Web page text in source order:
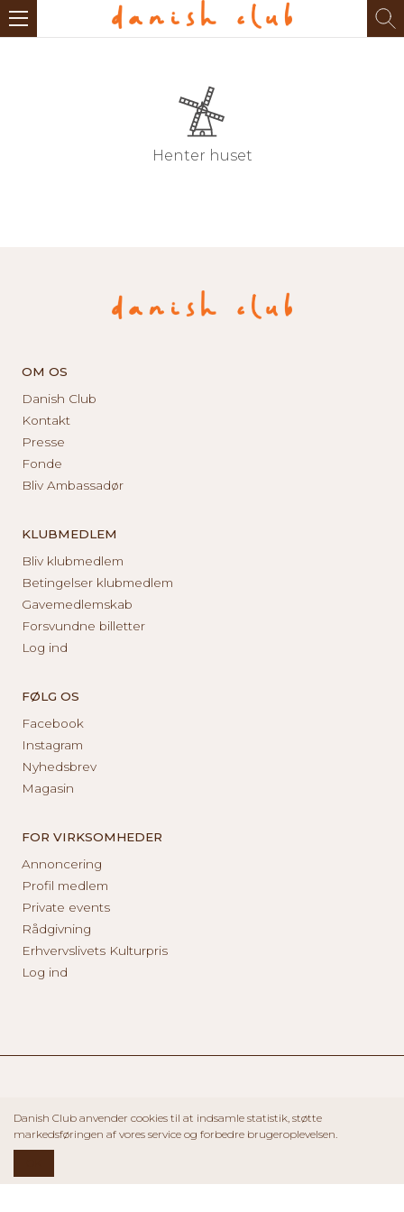
Henter huset
OM OS
Danish Club
Kontakt
Presse
Fonde
Bliv Ambassadør
KLUBMEDLEM
Bliv klubmedlem
Betingelser klubmedlem
Gavemedlemskab
Forsvundne billetter
Log ind
FØLG OS
Facebook
Instagram
Nyhedsbrev
Magasin
FOR VIRKSOMHEDER
Annoncering
Profil medlem
Private events
Rådgivning
Erhvervslivets Kulturpris
Log ind
Danish Club anvender cookies til at indsamle statistik, støtte
markedsføringen af vores service og forbedre brugeroplevelsen.